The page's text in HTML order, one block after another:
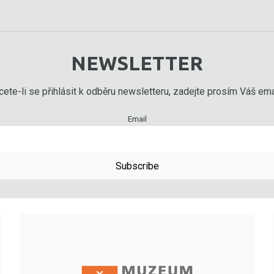
NEWSLETTER
li se přihlásit k odběru newsletteru, zadejte prosím Váš
Email
Subscribe